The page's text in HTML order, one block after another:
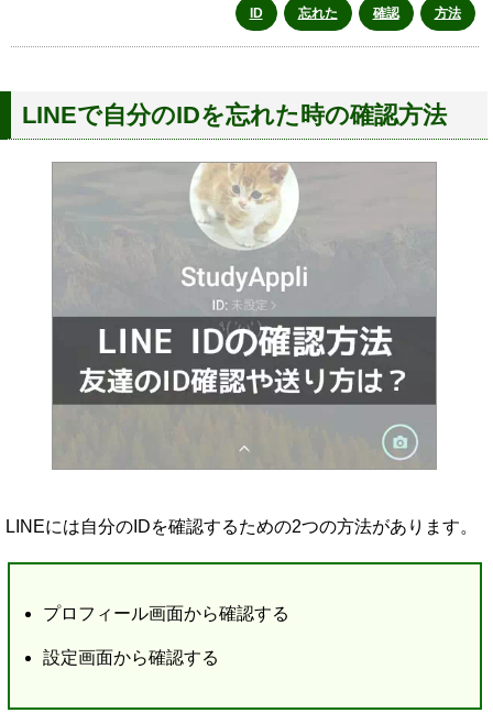
ID 忘れた 確認 方法
LINEで自分のIDを忘れた時の確認方法
LINEには自分のIDを確認するための2つの方法があります。
プロフィール画面から確認する
設定画面から確認する